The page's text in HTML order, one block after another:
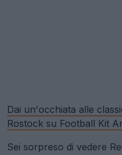
Dai un'occhiata alle
Rostock su Football Kit
Sei sorpreso di vedere